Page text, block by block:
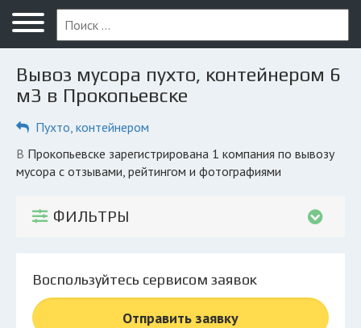
Меню
Главная
Вопрос юристу
Компании
Экоблог
© 2026 Все права защищены
Вывоз мусора пухто, контейнером 6
м3 в Прокопьевске
Пухто, контейнером
в Прокопьевске зарегистрирована 1 компания по вывозу
мусора с отзывами, рейтингом и фотографиями
ФИЛЬТРЫ
Воспользуйтесь сервисом заявок
Отправить заявку